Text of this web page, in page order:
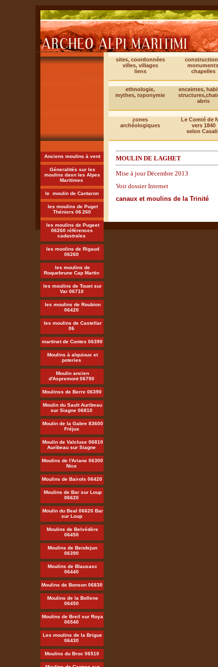
sites, coordonnées
villes, villages
liens
chapelles
ethnologie,
mythes, toponymie
enceintes,
abris
zones
archéologiques
Le Comté de
vers 1840
selon
Anciens moulins à vent
Géneralités sur les
moulins dasn les Alpes
Maritimes
le moulin de Cantaron
les moulins de Puget
Théniers 06260
les moulins de Pugeet
06260 références
cadastrales
les moolins de Rigaud
06260
les moulins de
Roquebrune Cap Martin
les moulins de Touet sur
Var 06710
les moulins de Roubion
06420
les moulins de Castellar
06
martinet de Contes 06390
Moulins à alquioux et
poteries
Moulin ancien
d'Aspremont 06790
Moulinss de Berre 06390
Moulin du Sault Auribeau
sur Siagne 06810
Moulin de la Gabre 83600
Fréjus
Moulin de Valcluse 06810
Auribeau sur Siagne
Moulins de l'Ariane 06300
Nice
Moulins de Bairols 06420
Moulins de Bar sur Loup
06620
Moulin du Beal 06620 Bar
sur Loup
Moulins de Belvédère
06450
Moulins de Bendejun
06390
Moulins de Blausasc
06440
Moulins de Bonson 06830
Moulins de la Bollene
06450
Moulins de Breil sur Roya
06540
Les moulins de la Brigue
06430
Moulins du Broc 06510
MOULIN DE LAGHET
Mise à jour Décembre 2013
Voir dossier Internet
canaux et moulins de la Trinité